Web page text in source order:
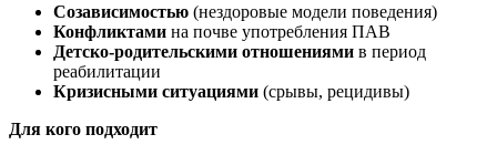
Созависимостью (нездоровые модели поведения)
Конфликтами на почве употребления ПАВ
Детско-родительскими отношениями в период
реабилитации
Кризисными ситуациями (срывы, рецидивы)
Для кого подходит